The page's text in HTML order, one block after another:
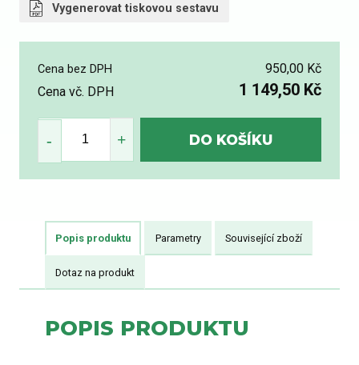
Vygenerovat tiskovou sestavu
Cena bez DPH
950,00 Kč
Cena vč. DPH
1 149,50 Kč
Popis produktu Parametry Související zboží
Dotaz na produkt
POPIS PRODUKTU